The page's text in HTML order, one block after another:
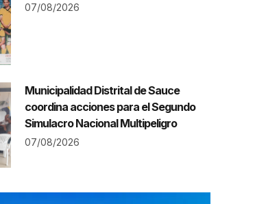
07/08/2026
Municipalidad Distrital de Sauce
coordina acciones para el Segundo
Simulacro Nacional Multipeligro
07/08/2026